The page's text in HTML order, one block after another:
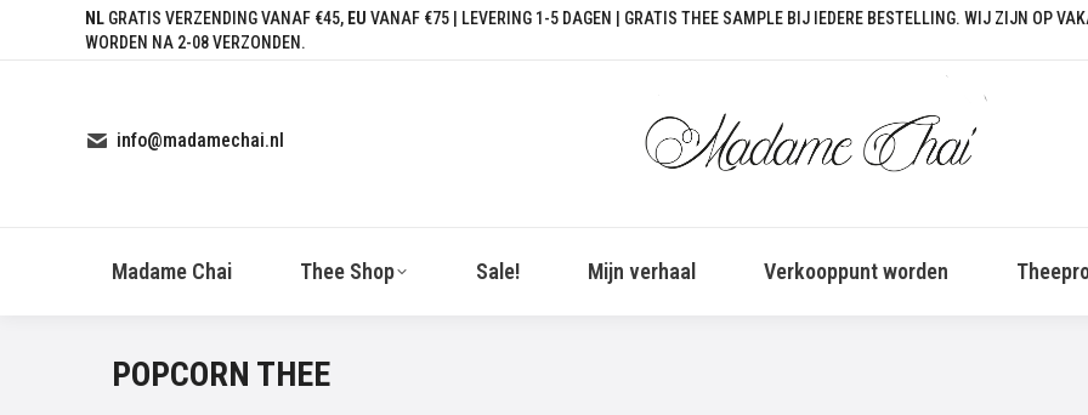
NL GRATIS VERZENDING VANAF €45, EU VANAF €75 | LEVERING 1-5 DAGEN | GRATIS THEE SAMPLE BIJ IEDERE BESTELLING. WIJ ZIJN OP
WORDEN NA 2-08 VERZONDEN.
info@madamechai.nl
Madame Chai Thee Shop Sale! Mijn verhaal Verkooppunt worden
POPCORN THEE